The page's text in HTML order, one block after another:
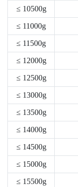
≤ 10500g
≤ 11000g
≤ 11500g
≤ 12000g
≤ 12500g
≤ 13000g
≤ 13500g
≤ 14000g
≤ 14500g
≤ 15000g
≤ 15500g